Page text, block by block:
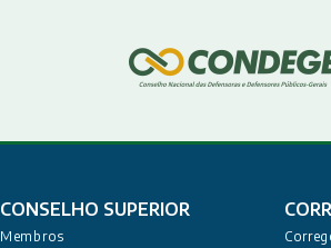
CONSELHO SUPERIOR
Membros